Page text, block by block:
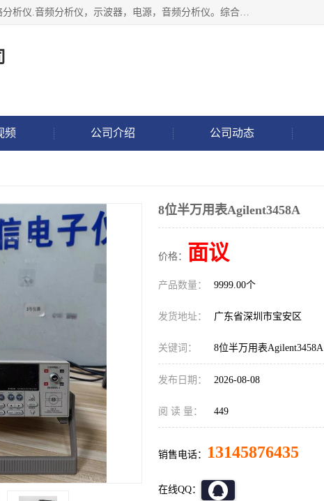
深圳市捷威信电子仪器有限公司主营产品：频谱分析仪.信号发生器.网络分析仪.音频分析仪，示波器，电源，音频分析仪。综合测试仪。蓝牙测试仪等
频 公司介绍 公司动态
8位半万用表Agilent3458A
价格： 面议
产品数量： 9999.00个
发货地址： 广东省深圳市宝安区
关键词： 8位半万用表Agilent3458A
发布日期： 2026-08-08
阅 读 量： 449
销售电话： 13145876435
在线QQ：